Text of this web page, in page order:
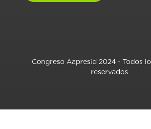
Congreso Aapresid 2024 - Todos
reservados